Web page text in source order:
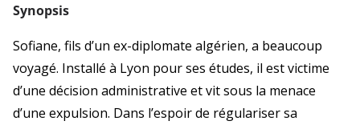
Synopsis
Sofiane, fils d’un ex-diplomate algérien, a beaucoup
voyagé. Installé à Lyon pour ses études, il est victime
d’une décision administrative et vit sous la menace
d’une expulsion. Dans l’espoir de régulariser sa